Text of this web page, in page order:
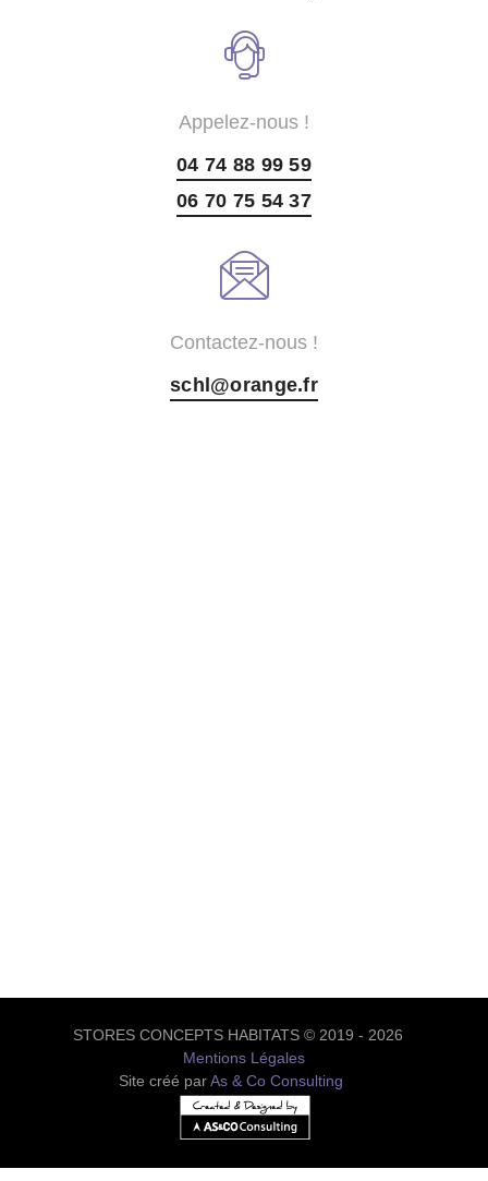
Appelez-nous !
04 74 88 99 59
06 70 75 54 37
Contactez-nous !
schl@orange.fr
STORES CONCEPTS HABITATS © 2019 - 2026
Mentions Légales
Site créé parAs & Co Consulting